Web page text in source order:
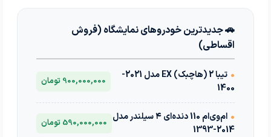
🚗 جدیدترین خودروهای نمایشگاه (فروش
اقساطی)
•
تیبا 2 (هاچبک) EX مدل 2021-
1400
900,000,000 تومان
•
ام‌وی‌ام 110 دنده‌ای ۴ سیلندر مدل
2014-1393
590,000,000 تومان